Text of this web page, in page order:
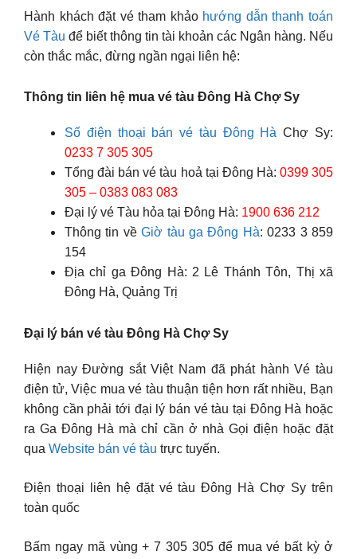
Hành khách đặt vé tham khảo hướng dẫn thanh toán
Vé Tàu để biết thông tin tài khoản các Ngân hàng. Nếu
còn thắc mắc, đừng ngần ngại liên hệ:
Thông tin liên hệ mua vé tàu Đông Hà Chợ Sy
Số điện thoại bán vé tàu Đông Hà Chợ Sy:
0233 7 305 305
Tổng đài bán vé tàu hoả tại Đông Hà: 0399 305
305 – 0383 083 083
Đại lý vé Tàu hỏa tại Đông Hà: 1900 636 212
Thông tin vềGiờ tàu ga Đông Hà: 0233 3 859
154
Địa chỉ ga Đông Hà: 2 Lê Thánh Tôn, Thị xã
Đông Hà, Quảng Trị
Đại lý bán vé tàu Đông Hà Chợ Sy
Hiện nay Đường sắt Việt Nam đã phát hành Vé tàu
điện tử, Việc mua vé tàu thuận tiện hơn rất nhiều, Bạn
không cần phải tới đại lý bán vé tàu tại Đông Hà hoặc
ra Ga Đông Hà mà chỉ cần ở nhà Gọi điện hoặc đặt
qua Website bán vé tàu trực tuyến.
Điện thoại liên hệ đặt vé tàu Đông Hà Chợ Sy trên
toàn quốc
Bấm ngay mã vùng + 7 305 305 để mua vé bất kỳ ở